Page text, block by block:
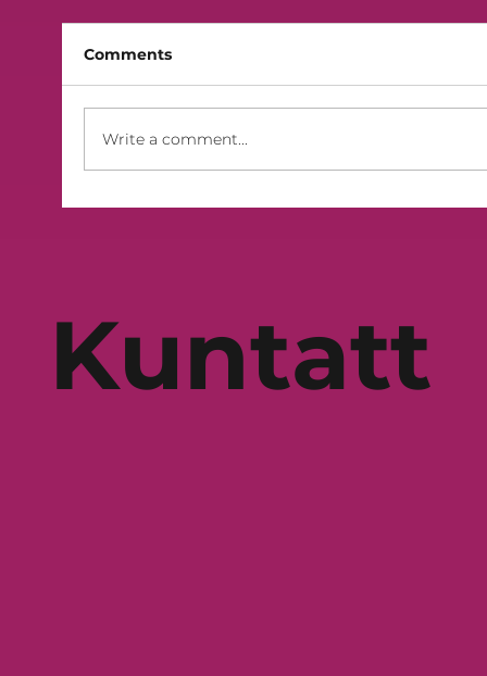
Comments
Write a comment...
Kuntatt